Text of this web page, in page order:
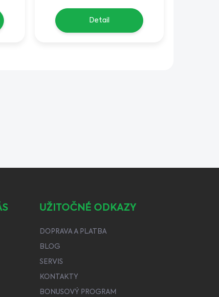
Detail
UŽITOČNÉ ODKAZY
DOPRAVA A PLATBA
BLOG
SERVIS
KONTAKTY
BONUSOVÝ PROGRAM